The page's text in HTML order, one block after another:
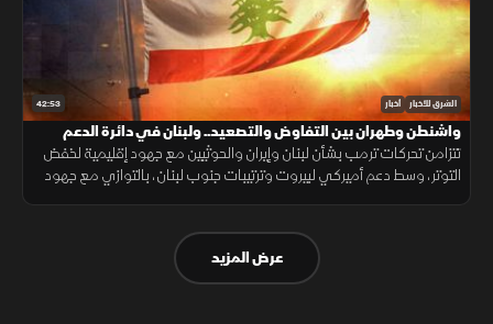
42:53 الشرق للأخبار أخبار
واشنطن وطهران بين التفاوض والتصعيد.. ولبنان في دائرة الدعم
تتزامن تحركات ترمب بشأن لبنان وإيران والحوثيين مع جهود إقليمية لخفض
التوتر، وسط دعم أميركي لبيروت وترتيبات جنوب لبنان، بالتوازي مع جهود
عرض المزيد